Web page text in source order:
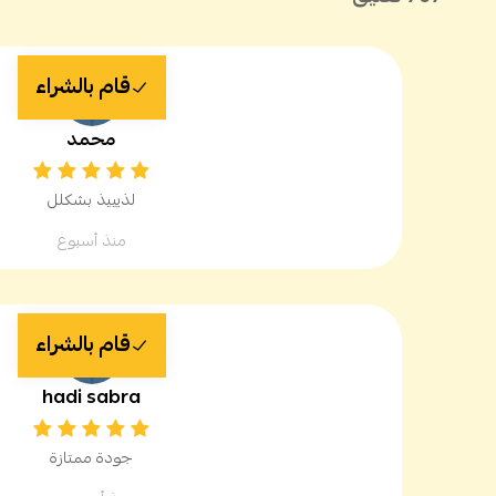
قام بالشراء
محمد
لذيييذ بشكلل
منذ أسبوع
قام بالشراء
hadi sabra
جودة ممتازة